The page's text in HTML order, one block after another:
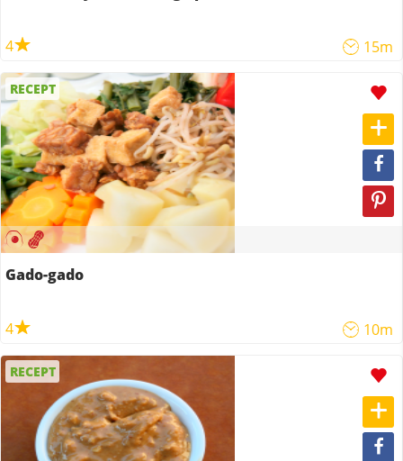
4 15m
RECEPT
Gado-gado
4 10m
RECEPT